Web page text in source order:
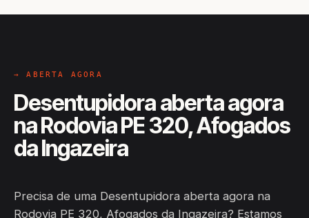
→ ABERTA AGORA
Desentupidora aberta agora
na Rodovia PE 320, Afogados
da Ingazeira
Precisa de uma Desentupidora aberta agora na
Rodovia PE 320, Afogados da Ingazeira? Estamos